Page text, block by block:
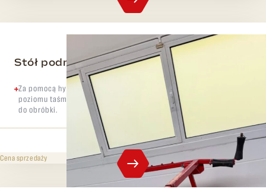
Stół podnoszący Hakki Pilke Hakki Lift
Za pomocą hydraulicznego tłoczyska kłody są podnoszone do
poziomu taśmy podającej, co pozwala bez wysiłku podnosić kłody
do obróbki.
45 000 CZKbez VAT
Cena sprzedaży